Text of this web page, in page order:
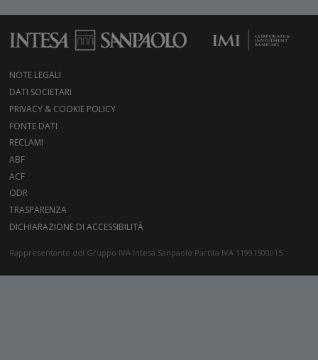
NOTE LEGALI
DATI SOCIETARI
PRIVACY & COOKIE POLICY
FONTE DATI
RECLAMI
ABF
ACF
ODR
TRASPARENZA
DICHIARAZIONE DI ACCESSIBILITÀ
Rappresentante del Gruppo IVA Intesa Sanpaolo Partita IVA 11991500015